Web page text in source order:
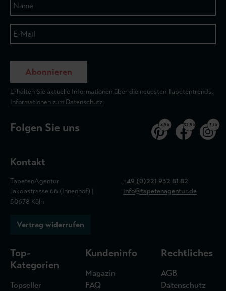
Abonnieren
Erhalten Sie aktuelle Informationen über die neuesten Tapetentrends.
Informationen zum Datenschutz.
Folgen Sie uns 4,9 k 32,5 k 3,1 k
Kontakt
TapetenAgentur
Jakobstrasse 66 (Innenhof) |
50678 Köln
+49 (0)221 932 81 82
info@tapetenagentur.de
Vertrag widerrufen
Top-
Kategorien
Topseller
Kundeninfo
Magazin
FAQ
Rechtliches
AGB
Datenschutz